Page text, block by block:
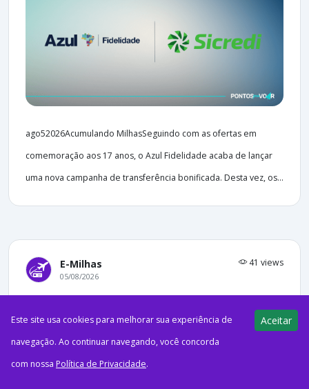
ago52026Acumulando MilhasSeguindo com as ofertas em
comemoração aos 17 anos, o Azul Fidelidade acaba de lançar
uma nova campanha de transferência bonificada. Desta vez, os...
E-Milhas 41 views
05/08/2026
Cade aprova compra de parte da
Azul pela American Airlines
Este site usa cookies para melhorar sua experiência de
navegação. Ao continuar navegando, você concorda
com nossa Política de Privacidade.
Aceitar